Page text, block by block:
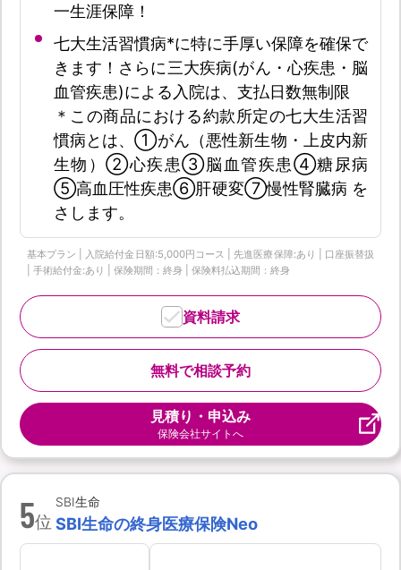
一生涯保障！
七大生活習慣病*に特に手厚い保障を確保で
きます！さらに三大疾病(がん・心疾患・脳
血管疾患)による入院は、支払日数無制限
＊この商品における約款所定の七大生活習
慣病とは、①がん（悪性新生物・上皮内新
生物）②心疾患③脳血管疾患④糖尿病
⑤高血圧性疾患⑥肝硬変⑦慢性腎臓病 を
さします。
基本プラン | 入院給付金日額:5,000円コース | 先進医療保障:あり | 口座振替扱
| 手術給付金:あり | 保険期間：終身 | 保険料払込期間：終身
無料で相談予約
資料請求
見積り・申込み
保険会社サイトへ
5位
SBI生命
SBI生命の終身医療保険Neo